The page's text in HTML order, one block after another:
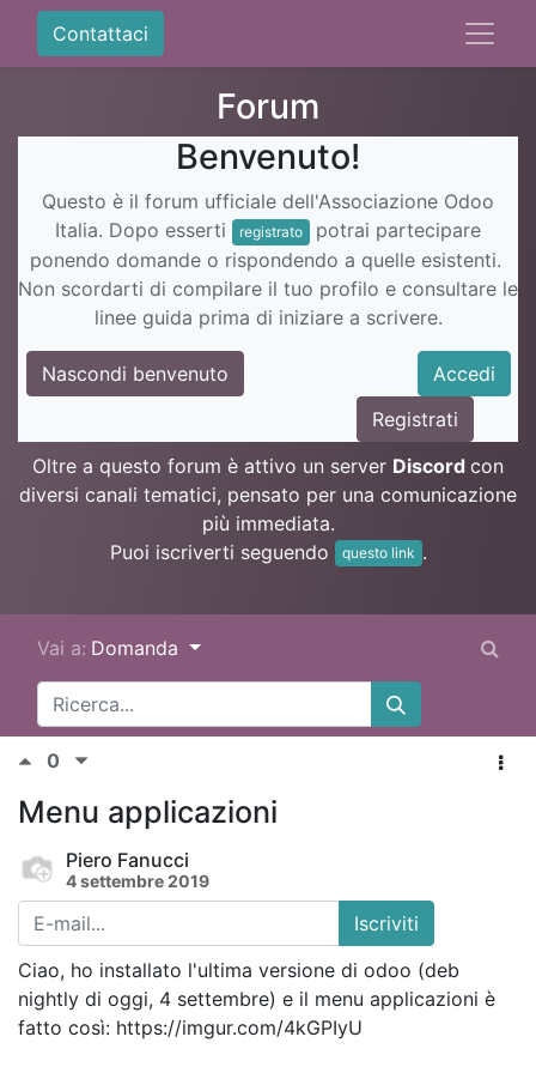
Contattaci
Forum
Benvenuto!
Questo è il forum ufficiale dell'Associazione Odoo
Italia. Dopo esserti
registrato
potrai partecipare
ponendo domande o rispondendo a quelle esistenti.
Non scordarti di compilare il tuo profilo e consultare le
linee guida prima di iniziare a scrivere.
Nascondi benvenuto
Accedi
Registrati
Oltre a questo forum è attivo un server Discord con
diversi canali tematici, pensato per una comunicazione
più immediata.
Puoi iscriverti seguendo
questo link .
Vai a: Domanda
0
Menu applicazioni
Piero Fanucci
4 settembre 2019
Iscriviti
Ciao, ho installato l'ultima versione di odoo (deb
nightly di oggi, 4 settembre) e il menu applicazioni è
fatto così: https://imgur.com/4kGPIyU